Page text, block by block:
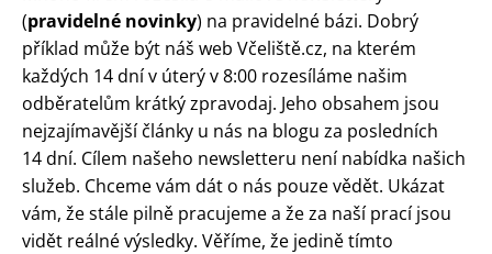
(pravidelné novinky) na pravidelné bázi. Dobrý
příklad může být náš web Včeliště.cz, na kterém
každých 14 dní v úterý v 8:00 rozesíláme našim
odběratelům krátký zpravodaj. Jeho obsahem jsou
nejzajímavější články u nás na blogu za posledních
14 dní. Cílem našeho newsletteru není nabídka našich
služeb. Chceme vám dát o nás pouze vědět. Ukázat
vám, že stále pilně pracujeme a že za naší prací jsou
vidět reálné výsledky. Věříme, že jedině tímto